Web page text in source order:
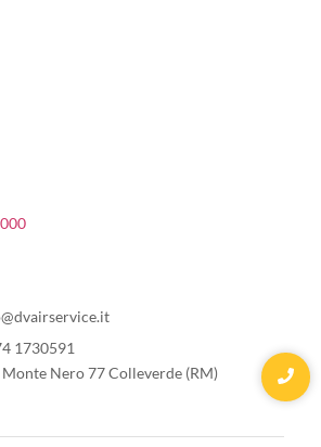
1730591
Nero 77 Colleverde (RM)